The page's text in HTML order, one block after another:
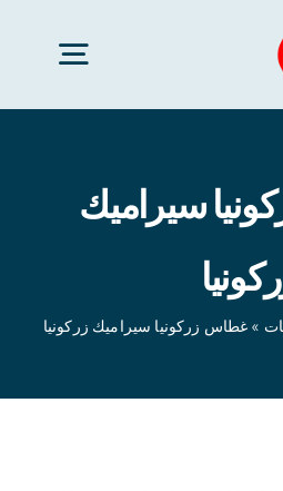
السيراميك
سيراميك
» غطاس زركونيا سيراميك زركونيا